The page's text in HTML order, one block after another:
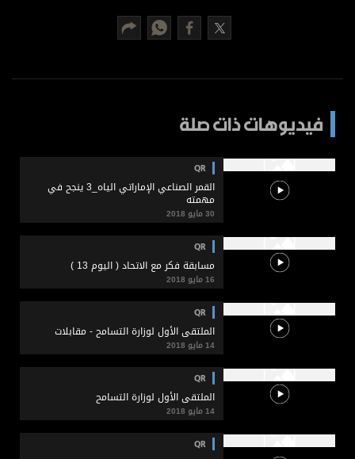
الأحوال الجوية
فيديوهات ذات صلة
QR
القمر الصناعي الإماراتي الياه_3 ينجح في
مهمته
30 مايو 2018
QR
مسابقة فكر مع الاتحاد ( اليوم 13 )
16 مايو 2018
QR
الملتقى الأول لوزارة التسامح - مقابلات
14 مايو 2018
QR
الملتقى الأول لوزارة التسامح
14 مايو 2018
QR